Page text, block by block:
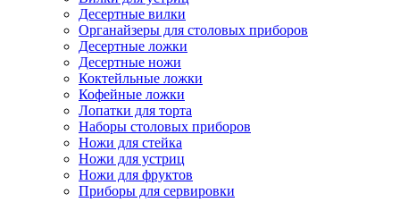
Десертные вилки
Органайзеры для столовых приборов
Десертные ложки
Десертные ножи
Коктейльные ложки
Кофейные ложки
Лопатки для торта
Наборы столовых приборов
Ножи для стейка
Ножи для устриц
Ножи для фруктов
Приборы для сервировки